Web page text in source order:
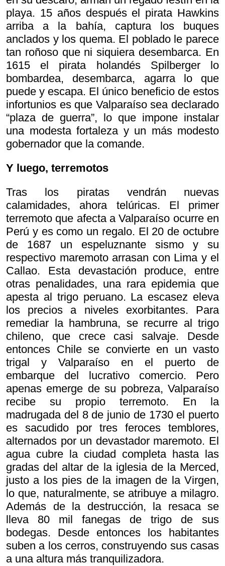
playa. 15 años después el pirata Hawkins
arriba a la bahía, captura los buques
anclados y los quema. El poblado le parece
tan roñoso que ni siquiera desembarca. En
1615 el pirata holandés Spilberger lo
bombardea, desembarca, agarra lo que
puede y escapa. El único beneficio de estos
infortunios es que Valparaíso sea declarado
“plaza de guerra”, lo que impone instalar
una modesta fortaleza y un más modesto
gobernador que la comande.
Y luego, terremotos
Tras los piratas vendrán nuevas
calamidades, ahora telúricas. El primer
terremoto que afecta a Valparaíso ocurre en
Perú y es como un regalo. El 20 de octubre
de 1687 un espeluznante sismo y su
respectivo maremoto arrasan con Lima y el
Callao. Esta devastación produce, entre
otras penalidades, una rara epidemia que
apesta al trigo peruano. La escasez eleva
los precios a niveles exorbitantes. Para
remediar la hambruna, se recurre al trigo
chileno, que crece casi salvaje. Desde
entonces Chile se convierte en un vasto
trigal y Valparaíso en el puerto de
embarque del lucrativo comercio. Pero
apenas emerge de su pobreza, Valparaíso
recibe su propio terremoto. En la
madrugada del 8 de junio de 1730 el puerto
es sacudido por tres feroces temblores,
alternados por un devastador maremoto. El
agua cubre la ciudad completa hasta las
gradas del altar de la iglesia de la Merced,
justo a los pies de la imagen de la Virgen,
lo que, naturalmente, se atribuye a milagro.
Además de la destrucción, la resaca se
lleva 80 mil fanegas de trigo de sus
bodegas. Desde entonces los habitantes
suben a los cerros, construyendo sus casas
a una altura más tranquilizadora.